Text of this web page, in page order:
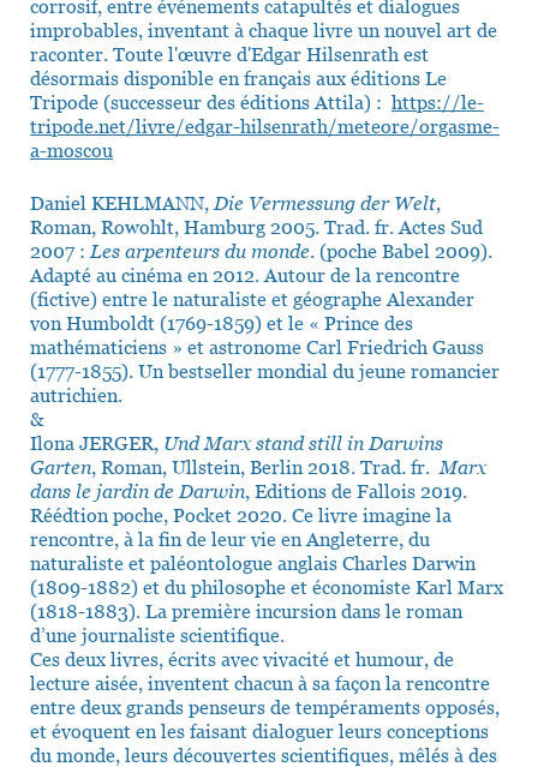
corrosif, entre événements catapultés et dialogues
improbables, inventant à chaque livre un nouvel art de
raconter. Toute l'œuvre d'Edgar Hilsenrath est
désormais disponible en français aux éditions Le
Tripode (successeur des éditions Attila) : https://le-
tripode.net/livre/edgar-hilsenrath/meteore/orgasme-
a-moscou
Daniel KEHLMANN, Die Vermessung der Welt,
Roman, Rowohlt, Hamburg 2005. Trad. fr. Actes Sud
2007 : Les arpenteurs du monde. (poche Babel 2009).
Adapté au cinéma en 2012. Autour de la rencontre
(fictive) entre le naturaliste et géographe Alexander
von Humboldt (1769-1859) et le « Prince des
mathématiciens » et astronome Carl Friedrich Gauss
(1777-1855). Un bestseller mondial du jeune romancier
autrichien.
&
Ilona JERGER, Und Marx stand still in Darwins
Garten, Roman, Ullstein, Berlin 2018. Trad. fr. Marx
dans le jardin de Darwin, Editions de Fallois 2019.
Réédtion poche, Pocket 2020. Ce livre imagine la
rencontre, à la fin de leur vie en Angleterre, du
naturaliste et paléontologue anglais Charles Darwin
(1809-1882) et du philosophe et économiste Karl Marx
(1818-1883). La première incursion dans le roman
d’une journaliste scientifique.
Ces deux livres, écrits avec vivacité et humour, de
lecture aisée, inventent chacun à sa façon la rencontre
entre deux grands penseurs de tempéraments opposés,
et évoquent en les faisant dialoguer leurs conceptions
du monde, leurs découvertes scientifiques, mêlés à des